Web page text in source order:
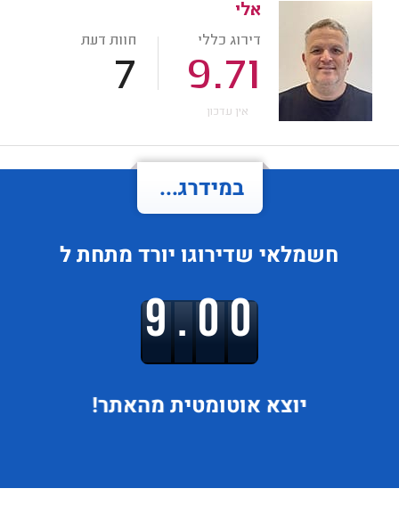
אלי
דירוג כללי
9.71
חוות דעת
7
אין עדכון
במידרג...
חשמלאי שדירוגו יורד מתחת ל
9.00
יוצא אוטומטית מהאתר!